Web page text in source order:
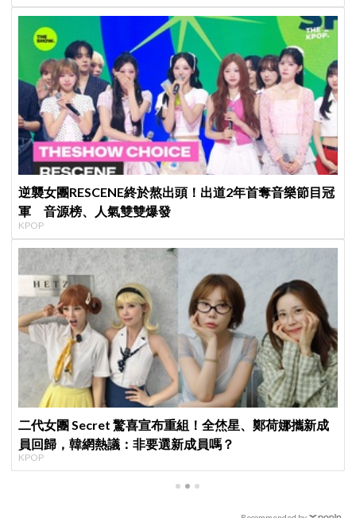
逆襲女團RESCENE終於熬出頭！出道2年首奪音樂節目冠
軍 音源榜、人氣雙雙爆發
KPOP
二代女團 Secret 驚喜宣布重組！全烋星、鄭荷娜攜新成
員回歸，韓網熱議：非要選新成員嗎？
KPOP